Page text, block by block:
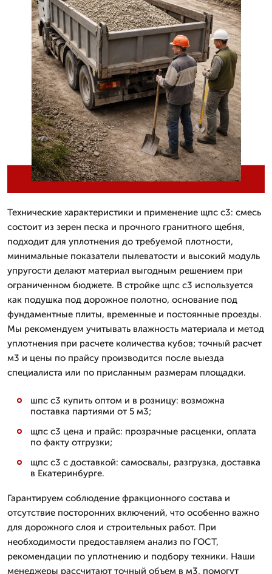
Технические характеристики и применение щпс с3: смесь
состоит из зерен песка и прочного гранитного щебня,
подходит для уплотнения до требуемой плотности,
минимальные показатели пылеватости и высокий модуль
упругости делают материал выгодным решением при
ограниченном бюджете. В стройке щпс с3 используется
как подушка под дорожное полотно, основание под
фундаментные плиты, временные и постоянные проезды.
Мы рекомендуем учитывать влажность материала и метод
уплотнения при расчете количества кубов; точный расчет
м3 и цены по прайсу производится после выезда
специалиста или по присланным размерам площадки.
шпс с3 купить оптом и в розницу: возможна
поставка партиями от 5 м3;
щпс с3 цена и прайс: прозрачные расценки, оплата
по факту отгрузки;
щпс с3 с доставкой: самосвалы, разгрузка, доставка
в Екатеринбурге.
Гарантируем соблюдение фракционного состава и
отсутствие посторонних включений, что особенно важно
для дорожного слоя и строительных работ. При
необходимости предоставляем анализ по ГОСТ,
рекомендации по уплотнению и подбору техники. Наши
менеджеры рассчитают точный объем в м3, помогут